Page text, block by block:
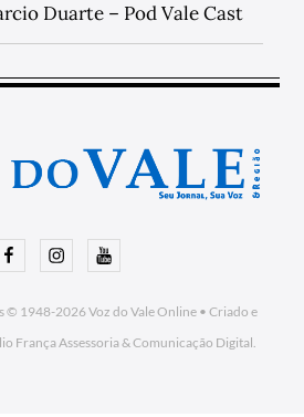
Duarte – Pod Vale Cast
FacebookInstagramYoutube
© 1948-2026Voz do Vale Online• Criado e
França Assessoria& Comunicação Digital.